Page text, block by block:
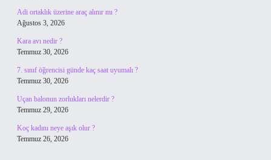
Adi ortaklık üzerine araç alınır mı ?
Ağustos 3, 2026
Kara avı nedir ?
Temmuz 30, 2026
7. sınıf öğrencisi günde kaç saat uyumalı ?
Temmuz 30, 2026
Uçan balonun zorlukları nelerdir ?
Temmuz 29, 2026
Koç kadını neye aşık olur ?
Temmuz 26, 2026